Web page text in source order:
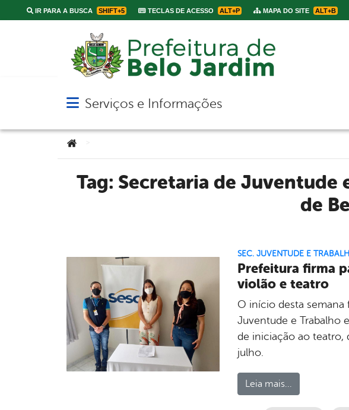
IR PARA A BUSCA SHIFT+5 TECLAS DE ACESSO ALT+P MAPA DO SITE ALT+B
Abrir menu principal de navegação
Serviços e Informações
Você está aqui:
Tag: Secretaria de Juventude
de
SEC. JUVENTUDE E
Prefeitura firma
violão e teatro
O início desta semana
Juventude e Trabalho
de iniciação ao teatro,
julho.
Leia mais...